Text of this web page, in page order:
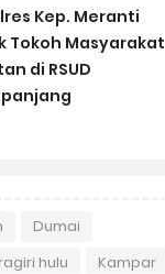
Kep. Meranti
Tokoh Masyarakat
di RSUD
Dumai
hulu
Kampar